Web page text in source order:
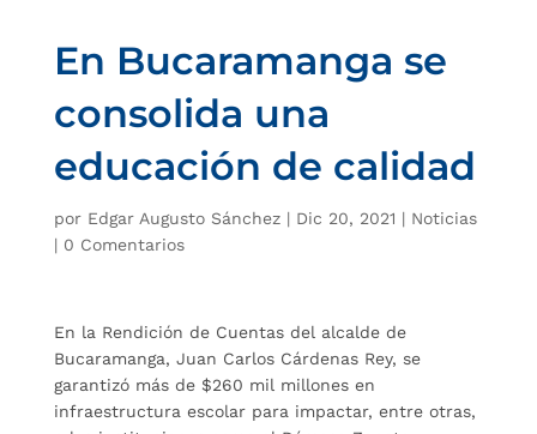
En Bucaramanga se
consolida una
educación de calidad
por Edgar Augusto Sánchez| Dic 20, 2021 | Noticias
| 0 Comentarios
En la Rendición de Cuentas del alcalde de
Bucaramanga, Juan Carlos Cárdenas Rey, se
garantizó más de $260 mil millones en
infraestructura escolar para impactar, entre otras,